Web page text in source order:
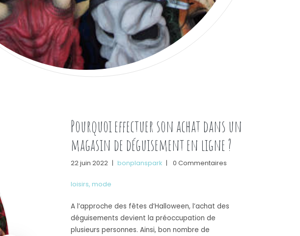
Pourquoi effectuer son achat dans un
magasin de déguisement en ligne ?
22 juin 2022 | bonplanspark | 0 Commentaires
loisirs, mode
A l’approche des fêtes d’Halloween, l’achat des
déguisements devient la préoccupation de
plusieurs personnes. Ainsi, bon nombre de